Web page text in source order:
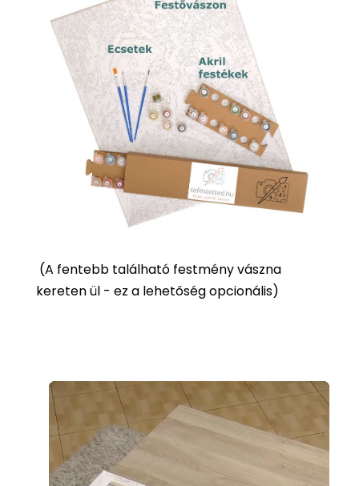
(A fentebb található festmény vászna
kereten ül - ez a lehetőség opcionális)